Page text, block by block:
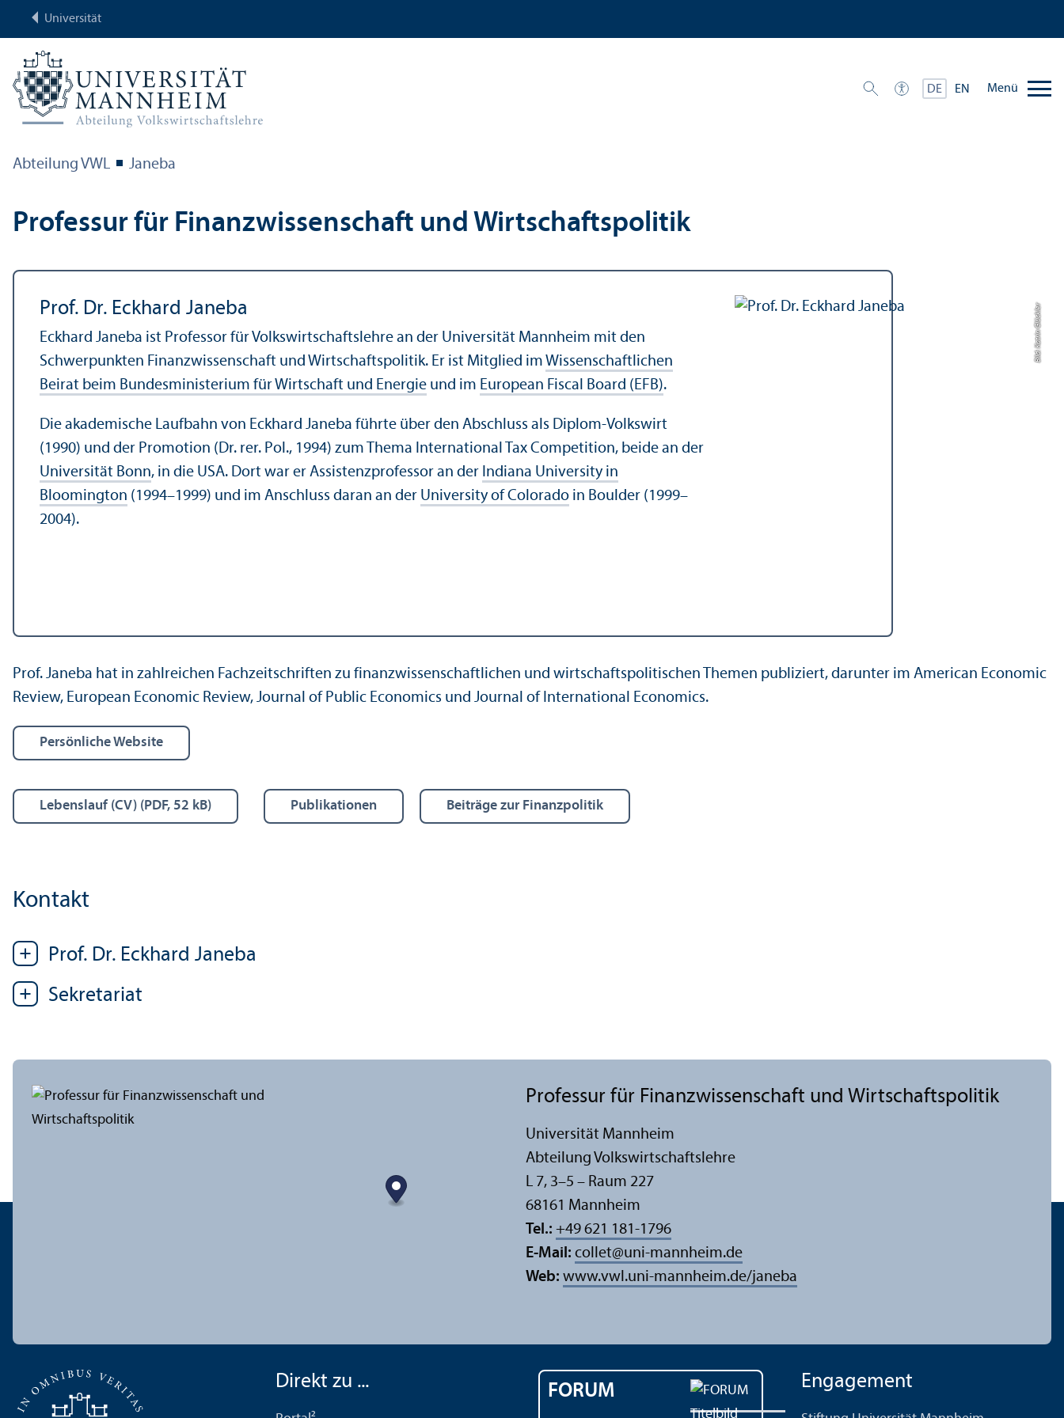
Universität
DE EN Menü
Abteilung VWL Janeba
Professur für Finanz­wissenschaft und Wirtschafts­politik
Bild: Katrin Glückler
Prof. Dr. Eckhard Janeba
Eckhard Janeba ist Professor für Volkswirtschafts­lehre an der Universität Mannheim mit den
Schwerpunkten Finanz­wissenschaft und Wirtschafts­politik. Er ist Mitglied im Wissenschaft­lichen
Beirat beim Bundes­ministerium für Wirtschaft und Energie und im European Fiscal Board (EFB).
Die akademische Laufbahn von Eckhard Janeba führte über den Abschluss als Diplom-Volkswirt
(1990) und der Promotion (Dr. rer. Pol., 1994) zum Thema International Tax Competition, beide an der
Universität Bonn, in die USA. Dort war er Assistenzprofessor an der Indiana University in
Bloomington (1994–1999) und im Anschluss daran an der University of Colorado in Boulder (1999–
2004).
Prof. Janeba hat in zahlreichen Fach­zeitschriften zu finanz­wissenschaft­lichen und wirtschafts­politischen Themen publiziert, dar­unter im American Economic
Review, European Economic Review, Journal of Public Economics und Journal of International Economics.
Persönliche Website
Lebens­lauf (CV) (PDF, 52 kB) Publikationen Beiträge zur Finanz­politik
Kontakt
Prof. Dr. Eckhard Janeba
Sekretariat
Professur für Finanz­wissenschaft und Wirtschafts­politik
Universität Mannheim
Abteilung Volkswirtschafts­lehre
L 7, 3–5 – Raum 227
68161 Mannheim
Tel.: +49 621 181-1796
E-Mail: collet@uni-mannheim.de
Web: www.vwl.uni-mannheim.de/janeba
Direkt zu ... FORUM Engagement